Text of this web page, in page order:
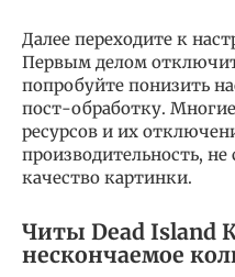
Далее переходите к
Первым делом
попробуйте понизить
пост-обработку.
ресурсов и их
производительность,
качество картинки.
Читы Dead Island
нескончаемое